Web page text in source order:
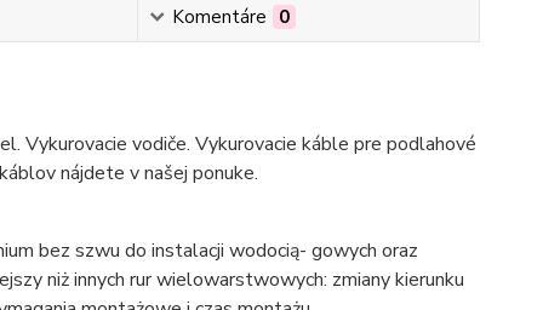
Komentáre 0
Vykurovacie vodiče. Vykurovacie káble pre podlahové
nájdete v našej ponuke.
bez szwu do instalacji wodocią- gowych oraz
niż innych rur wielowarstwowych: zmiany kierunku